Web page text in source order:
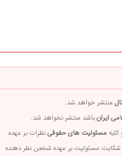
منتشر خواهد شد.
ایرانباشد منتشر نخواهد شد.
مسئولیت های حقوقینظرات بر عهده
شکایت مسئولیت بر عهده شخص نظر دهنده